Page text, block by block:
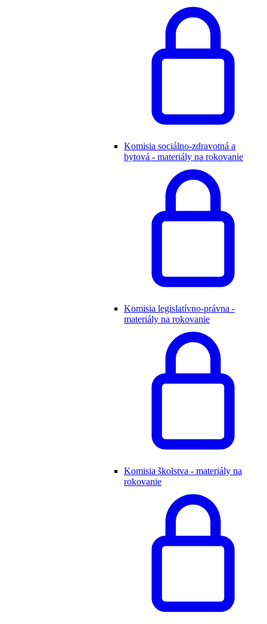
Komisia sociálno-zdravotná a
bytová - materiály na rokovanie
Komisia legislatívno-právna -
materiály na rokovanie
Komisia školstva - materiály na
rokovanie